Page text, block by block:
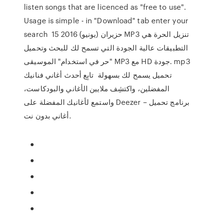
listen songs that are licenced as "free to use".
Usage is simple - in "Download" tab enter your
search 15 حزيران (يونيو) 2016 MP3 تنزيل الحرة هي
التطبيقات عالية الجودة التي تسمح لك للبحث وتحميل
"حر في استخدام" الموسيقى MP3 مع HD جودة. mp3
تحميل يسمح لك بسهولة تابِع أحدث أغاني فنانيك
المفضلين، واكتشِف ملايين الأغاني والبودكاست،
واستمع لأغانيك المفضلة على Deezer – برنامج تحميل
أغاني بدون نت.